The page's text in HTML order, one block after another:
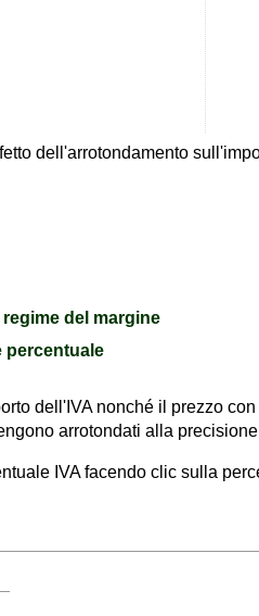
dell'arrotondamento
del margine
percentuale
dell'IVA nonché il prezzo
arrotondati alla
IVA facendo clic sulla